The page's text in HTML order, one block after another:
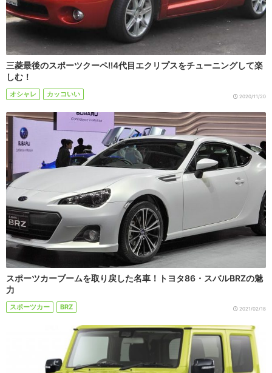
三菱最後のスポーツクーペ!!4代目エクリプスをチューニングして楽
しむ！
オシャレ カッコいい 2020/11/20
スポーツカーブームを取り戻した名車！トヨタ86・スバルBRZの魅
力
スポーツカー BRZ 2021/02/18